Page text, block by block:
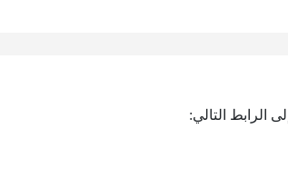
الرابط التالي: